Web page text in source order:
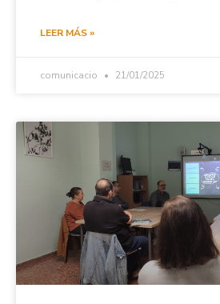
LEER MÁS »
comunicacio 21/01/2025